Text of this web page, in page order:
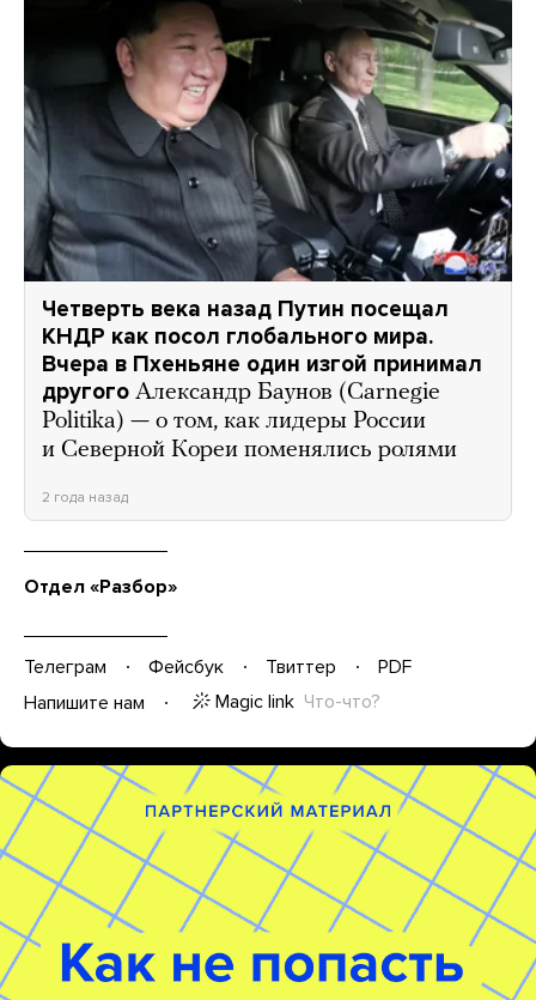
Четверть века назад Путин посещал
КНДР как посол глобального мира.
Вчера в Пхеньяне один изгой принимал
другого Александр Баунов (Carnegie
Politika) — о том, как лидеры России
и Северной Кореи поменялись ролями
2 года назад
Отдел «Разбор»
Телеграм Фейсбук Твиттер
PDF
Напишите нам
Magic link Что-что?